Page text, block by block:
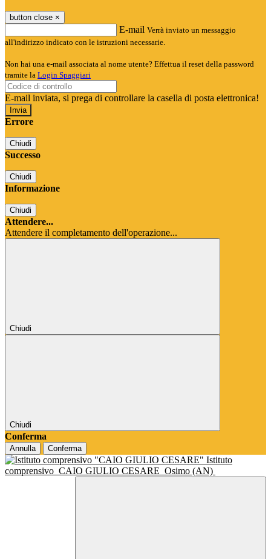
button close ×
E-mail Verrà inviato un messaggio
all'indirizzo indicato con le istruzioni necessarie.
Non hai una e-mail associata al nome utente? Effettua il reset della password
tramite la Login Spaggiari
E-mail inviata, si prega di controllare la casella di posta elettronica!
Errore
Chiudi
Successo
Chiudi
Informazione
Chiudi
Attendere...
Attendere il completamento dell'operazione...
Chiudi
Chiudi
Conferma
Annulla Conferma
Istituto
comprensivo CAIO GIULIO CESARE Osimo (AN)